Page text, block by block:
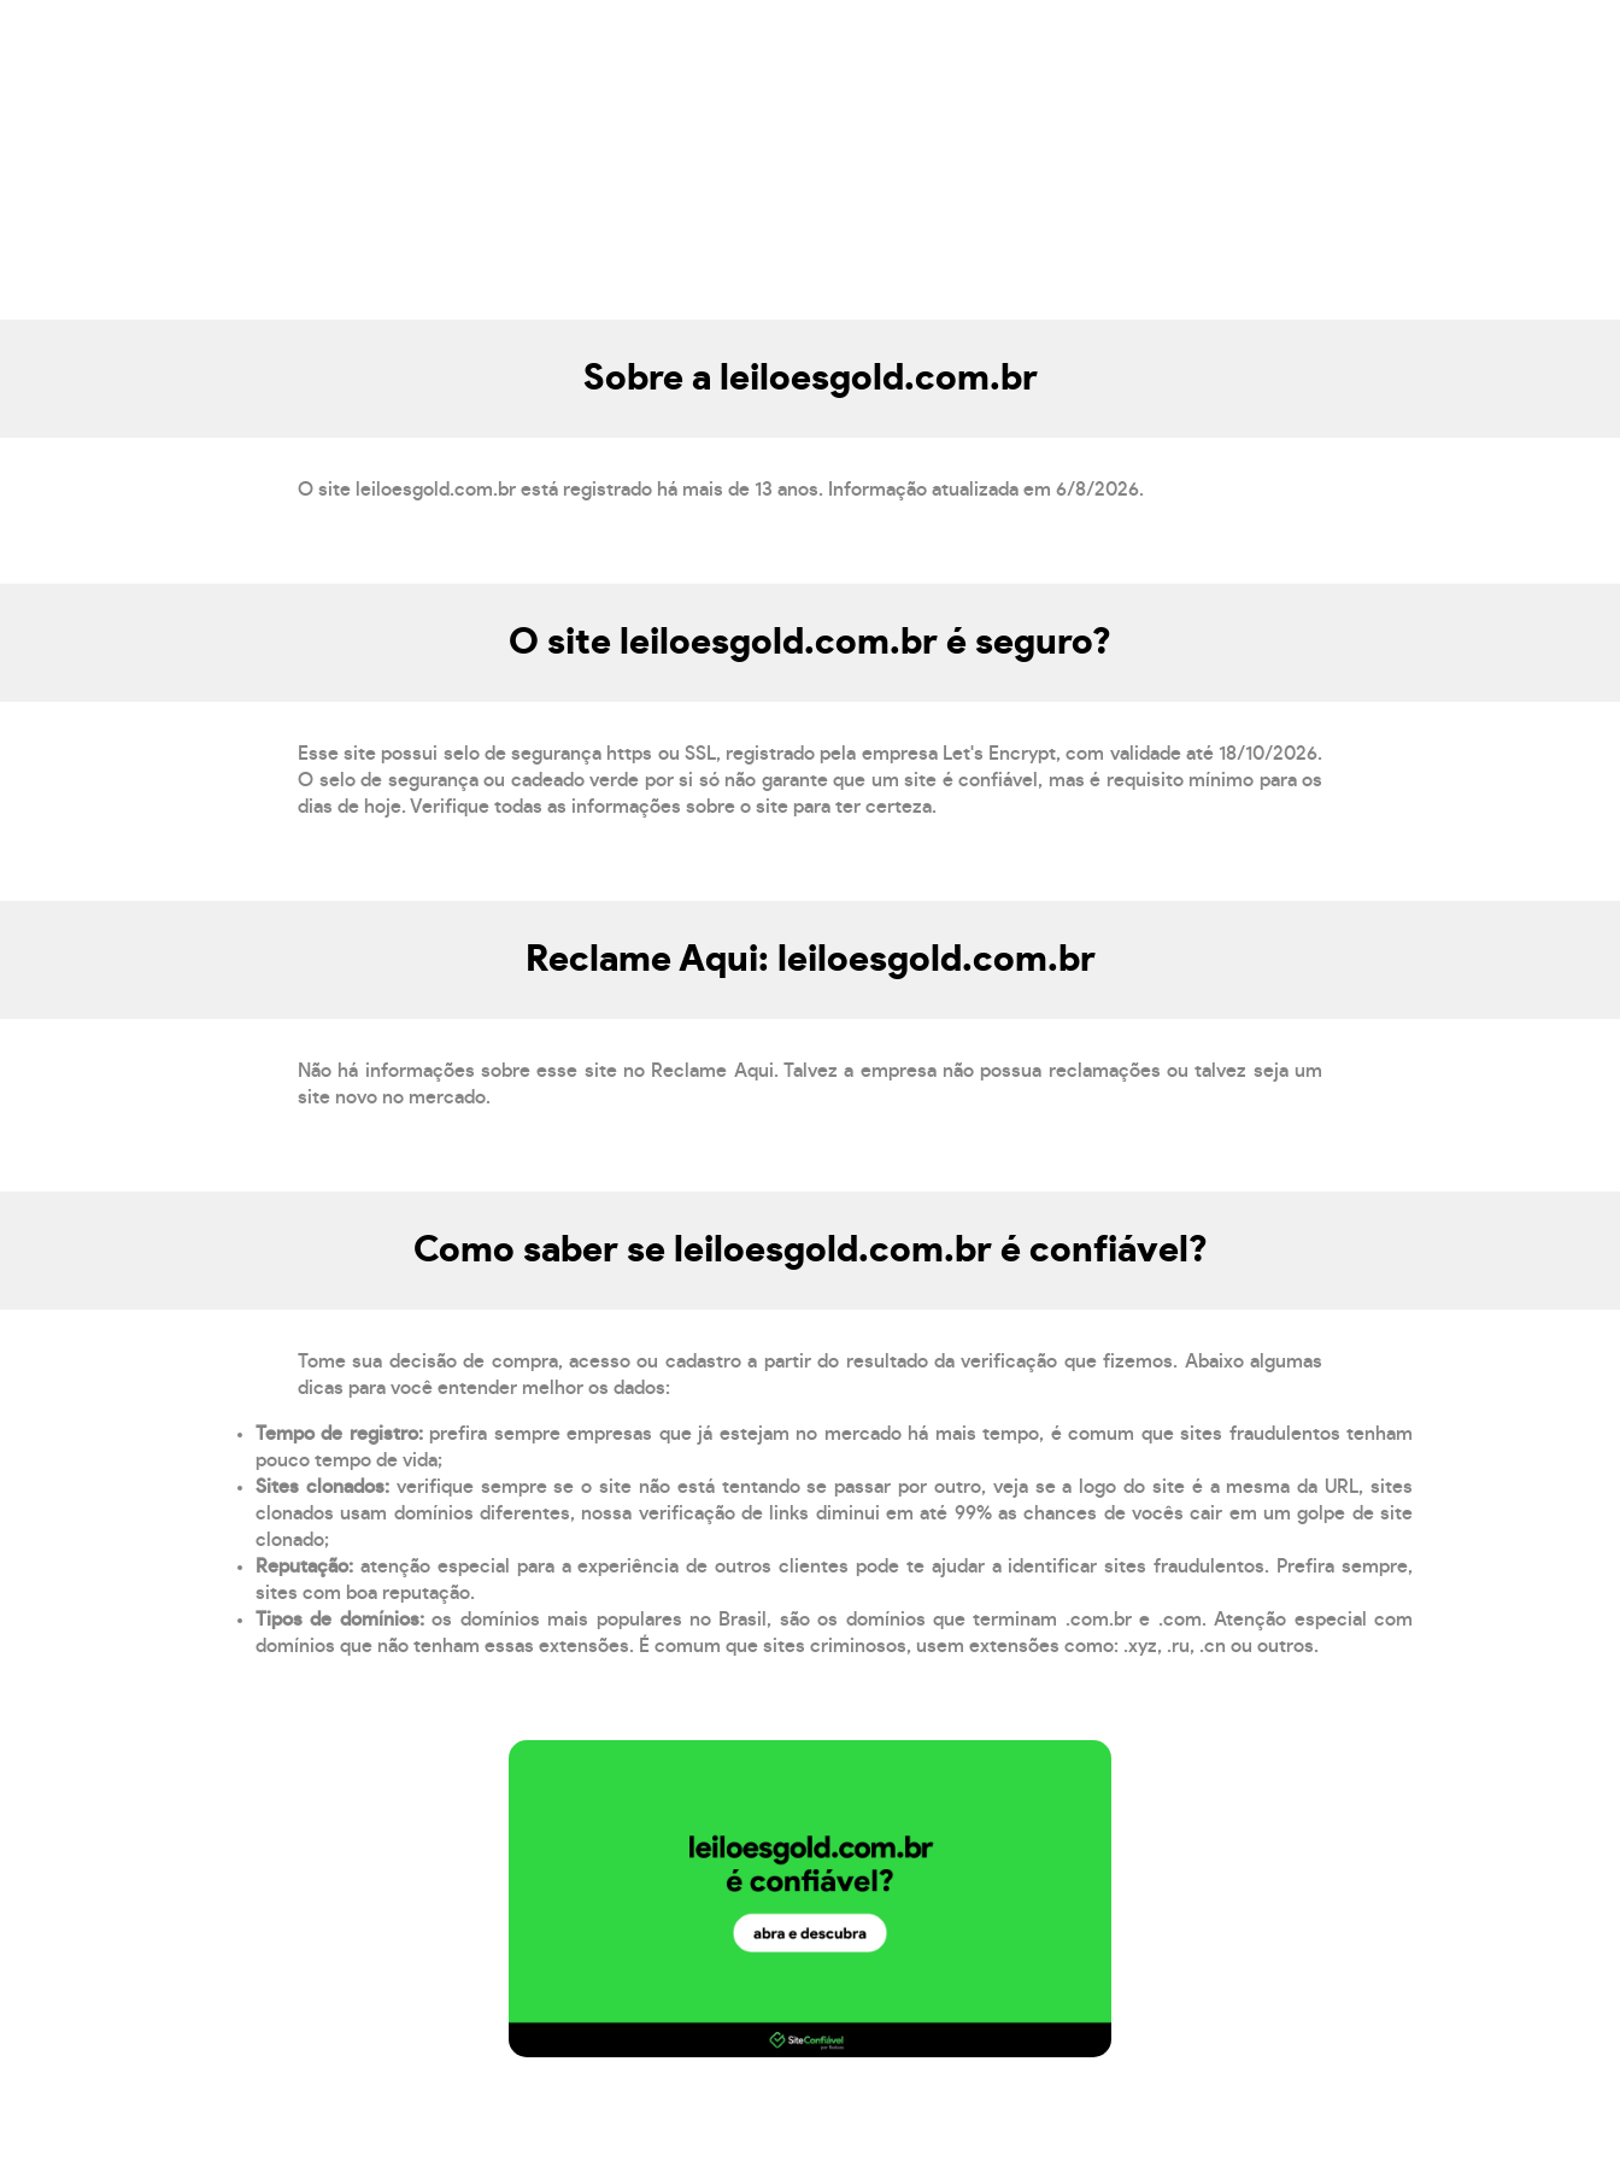
Sobre a leiloesgold.com.br
O site leiloesgold.com.br está registrado há mais de 13 anos. Informação atualizada em 6/8/2026.
O site leiloesgold.com.br é seguro?
Esse site possui selo de segurança https ou SSL, registrado pela empresa Let's Encrypt, com validade até 18/10/2026.
O selo de segurança ou cadeado verde por si só não garante que um site é confiável, mas é requisito mínimo para os
dias de hoje. Verifique todas as informações sobre o site para ter certeza.
Reclame Aqui: leiloesgold.com.br
Não há informações sobre esse site no Reclame Aqui. Talvez a empresa não possua reclamações ou talvez seja um
site novo no mercado.
Como saber se leiloesgold.com.br é confiável?
Tome sua decisão de compra, acesso ou cadastro a partir do resultado da verificação que fizemos. Abaixo algumas
dicas para você entender melhor os dados:
Tempo de registro: prefira sempre empresas que já estejam no mercado há mais tempo, é comum que sites fraudulentos tenham
pouco tempo de vida;
Sites clonados: verifique sempre se o site não está tentando se passar por outro, veja se a logo do site é a mesma da URL, sites
clonados usam domínios diferentes, nossa verificação de links diminui em até 99% as chances de vocês cair em um golpe de site
clonado;
Reputação: atenção especial para a experiência de outros clientes pode te ajudar a identificar sites fraudulentos. Prefira sempre,
sites com boa reputação.
Tipos de domínios:os domínios mais populares no Brasil, são os domínios que terminam .com.br e .com. Atenção especial com
domínios que não tenham essas extensões. É comum que sites criminosos, usem extensões como: .xyz, .ru, .cn ou outros.